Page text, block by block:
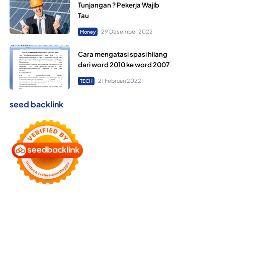
Tunjangan ? Pekerja Wajib
Tau
Money 29 Desember 2022
Cara mengatasi spasi hilang
dari word 2010 ke word 2007
TECH 21 Februari 2022
seed backlink